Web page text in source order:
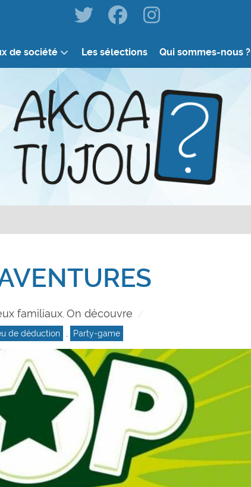
de société Les sélections Qui sommes-nous ?
familiaux, On découvre
de déduction Party-game